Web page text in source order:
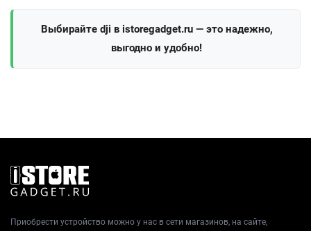
Выбирайте dji в istoregadget.ru — это надежно,
выгодно и удобно!
Приобрести устройство можно у нас в сети магазинов, на сайте,